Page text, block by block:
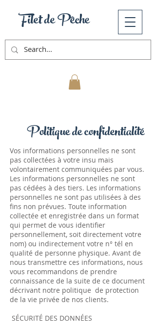
Filet de Pêche
Politique de confidentialité
Vos informations personnelles ne sont
pas collectées à votre insu mais
volontairement communiquées par vous.
Les informations personnelles ne sont
pas cédées à des tiers. Les informations
personnelles ne sont pas utilisées à des
fins non prévues. Toute information
collectée et enregistrée dans un format
qui permet de vous identifier
personnellement, soit directement votre
nom) ou indirectement votre n° tél en
qualité de personne physique. Avant de
nous transmettre ces informations, nous
vous recommandons de prendre
connaissance de la suite de ce document
décrivant notre politique de protection
de la vie privée de nos clients.
SÉCURITÉ DES DONNÉES